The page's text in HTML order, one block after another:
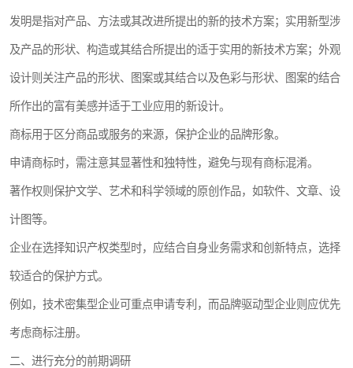
发明是指对产品、方法或其改进所提出的新的技术方案；实用新型涉
及产品的形状、构造或其结合所提出的适于实用的新技术方案；外观
设计则关注产品的形状、图案或其结合以及色彩与形状、图案的结合
所作出的富有美感并适于工业应用的新设计。
商标用于区分商品或服务的来源，保护企业的品牌形象。
申请商标时，需注意其显著性和独特性，避免与现有商标混淆。
著作权则保护文学、艺术和科学领域的原创作品，如软件、文章、设
计图等。
企业在选择知识产权类型时，应结合自身业务需求和创新特点，选择
较适合的保护方式。
例如，技术密集型企业可重点申请专利，而品牌驱动型企业则应优先
考虑商标注册。
二、进行充分的前期调研